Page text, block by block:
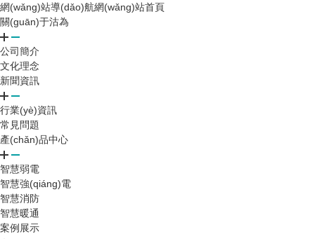
網(wǎng)站導(dǎo)航網(wǎng)站首頁
關(guān)于沽為
公司簡介
文化理念
新聞資訊
行業(yè)資訊
常見問題
產(chǎn)品中心
智慧弱電
智慧強(qiáng)電
智慧消防
智慧暖通
案例展示